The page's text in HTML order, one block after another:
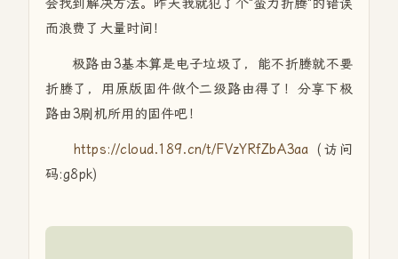
会找到解决方法。昨天我就犯了个"蛮力折腾"的错误
而浪费了大量时间！
极路由3基本算是电子垃圾了，能不折腾就不要
折腾了，用原版固件做个二级路由得了！分享下极
路由3刷机所用的固件吧！
https://cloud.189.cn/t/FVzYRfZbA3aa (访问
码:g8pk)